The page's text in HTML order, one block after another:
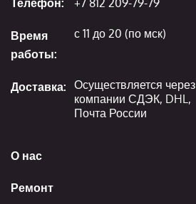
О нас
Ремонт
Телефон: +7 812 209-79-79
Время
работы:
с 11 до 20 (по мск)
Доставка: Осуществляется через
компании СДЭК, DHL,
Почта России